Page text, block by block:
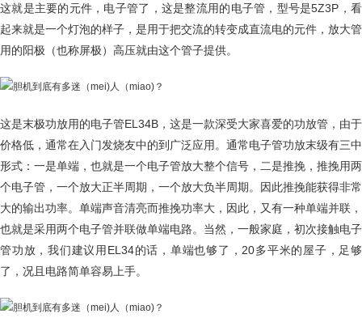
这就是主要的元件，电子管了，这是整流用的电子管，型号是5Z3P，看
起来就是一个灯泡的样子，是用于把交流的转变成直流电的元件，放大管
用的阳极（也称屏极）高压就由这个管子提供。
这是末极功放用的电子管EL34B，这是一款深受大家喜爱的功放管，由于
价格低，通常在入门发烧友中的到广泛应用。通常电子管功放末级有三中
形式：一是单端，也就是一个电子管放大整个信号，二是推挽，推挽用两
个电子管，一个放大正半周期，一个放大负半周期。因此推挽能获得非常
大的输出功率。单端声音清亮而推挽功率大，因此，又有一种单端并联，
也就是采用两个电子管并联做单端电路。当然，一般家庭，初次接触电子
管功放，我们建议用EL34的话，单端也够了，20多平米的屋子，足够
了，况且电路简单容易上手。